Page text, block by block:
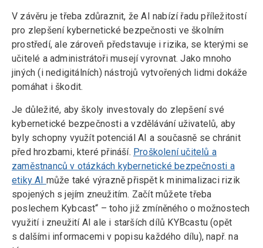
V závěru je třeba zdůraznit, že AI nabízí řadu příležitostí
pro zlepšení kybernetické bezpečnosti ve školním
prostředí, ale zároveň představuje i rizika, se kterými se
učitelé a administrátoři musejí vyrovnat. Jako mnoho
jiných (i nedigitálních) nástrojů vytvořených lidmi dokáže
pomáhat i škodit.
Je důležité, aby školy investovaly do zlepšení své
kybernetické bezpečnosti a vzdělávání uživatelů, aby
byly schopny využít potenciál AI a současně se chránit
před hrozbami, které přináší. Proškolení učitelů a
zaměstnanců v otázkách kybernetické bezpečnosti a
etiky AI může také výrazně přispět k minimalizaci rizik
spojených s jejím zneužitím. Začít můžete třeba
poslechem Kybcast“ – toho již zmíněného o možnostech
využití i zneužití AI ale i starších dílů KYBcastu (opět
s dalšími informacemi v popisu každého dílu), např. na